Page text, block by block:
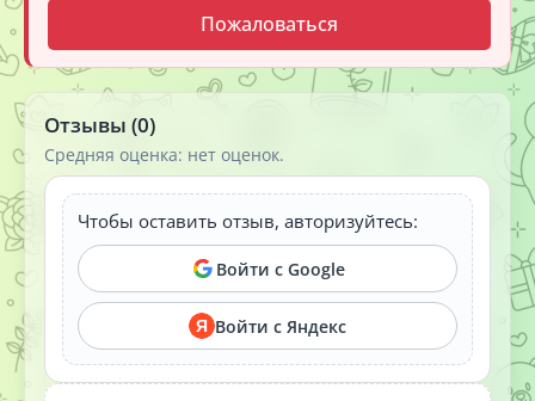
Пожаловаться
Отзывы (0)
Средняя оценка: нет оценок.
Чтобы оставить отзыв, авторизуйтесь:
Войти с Google
Я Войти с Яндекс